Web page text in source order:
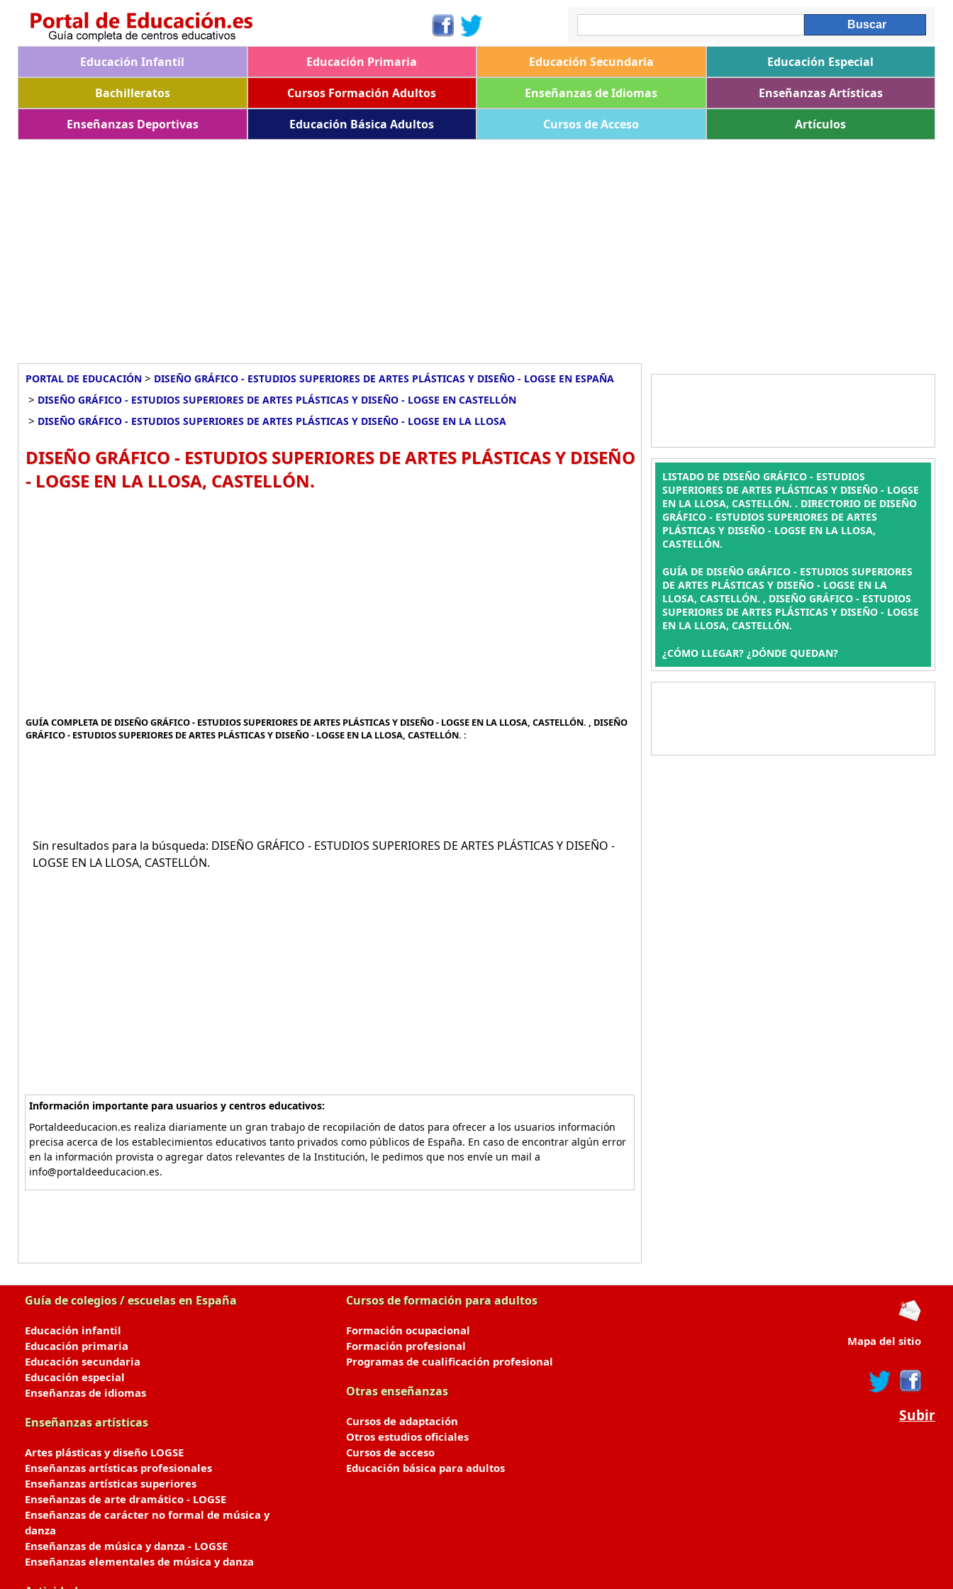
Educación Infantil Educación Primaria Educación Secundaria
Educación Especial
Bachilleratos
Cursos Formación Adultos Enseñanzas de Idiomas
Enseñanzas Artísticas
Enseñanzas Deportivas
Educación Básica Adultos Cursos de Acceso Artículos
PORTAL DE EDUCACIÓN > DISEÑO GRÁFICO - ESTUDIOS SUPERIORES DE ARTES PLÁSTICAS Y DISEÑO - LOGSE EN ESPAÑA
> DISEÑO GRÁFICO - ESTUDIOS SUPERIORES DE ARTES PLÁSTICAS Y DISEÑO - LOGSE EN CASTELLÓN
> DISEÑO GRÁFICO - ESTUDIOS SUPERIORES DE ARTES PLÁSTICAS Y DISEÑO - LOGSE EN LA LLOSA
DISEÑO GRÁFICO - ESTUDIOS SUPERIORES DE ARTES PLÁSTICAS Y DISEÑO
- LOGSE EN LA LLOSA, CASTELLÓN.
GUÍA COMPLETA DE DISEÑO GRÁFICO - ESTUDIOS SUPERIORES DE ARTES PLÁSTICAS Y DISEÑO - LOGSE EN LA LLOSA, CASTELLÓN. , DISEÑO
GRÁFICO - ESTUDIOS SUPERIORES DE ARTES PLÁSTICAS Y DISEÑO - LOGSE EN LA LLOSA, CASTELLÓN. :
Sin resultados para la búsqueda: DISEÑO GRÁFICO - ESTUDIOS SUPERIORES DE ARTES PLÁSTICAS Y DISEÑO -
LOGSE EN LA LLOSA, CASTELLÓN.
Información importante para usuarios y centros educativos:
Portaldeeducacion.es realiza diariamente un gran trabajo de recopilación de datos para ofrecer a los usuarios información
precisa acerca de los establecimientos educativos tanto privados como públicos de España. En caso de encontrar algún error
en la información provista o agregar datos relevantes de la Institución, le pedimos que nos envíe un mail a
info@portaldeeducacion.es.
LISTADO DE DISEÑO GRÁFICO - ESTUDIOS
SUPERIORES DE ARTES PLÁSTICAS Y DISEÑO - LOGSE
EN LA LLOSA, CASTELLÓN. . DIRECTORIO DE DISEÑO
GRÁFICO - ESTUDIOS SUPERIORES DE ARTES
PLÁSTICAS Y DISEÑO - LOGSE EN LA LLOSA,
CASTELLÓN.
GUÍA DE DISEÑO GRÁFICO - ESTUDIOS SUPERIORES
DE ARTES PLÁSTICAS Y DISEÑO - LOGSE EN LA
LLOSA, CASTELLÓN. , DISEÑO GRÁFICO - ESTUDIOS
SUPERIORES DE ARTES PLÁSTICAS Y DISEÑO - LOGSE
EN LA LLOSA, CASTELLÓN.
¿CÓMO LLEGAR? ¿DÓNDE QUEDAN?
Guía de colegios / escuelas en España
Educación infantil
Educación primaria
Educación secundaria
Educación especial
Enseñanzas de idiomas
Enseñanzas artísticas
Artes plásticas y diseño LOGSE
Enseñanzas artísticas profesionales
Enseñanzas artísticas superiores
Enseñanzas de arte dramático - LOGSE
Enseñanzas de carácter no formal de música y
danza
Enseñanzas de música y danza - LOGSE
Enseñanzas elementales de música y danza
Cursos de formación para adultos
Formación ocupacional
Formación profesional
Programas de cualificación profesional
Otras enseñanzas
Cursos de adaptación
Otros estudios oficiales
Cursos de acceso
Educación básica para adultos
Mapa del sitio
Subir